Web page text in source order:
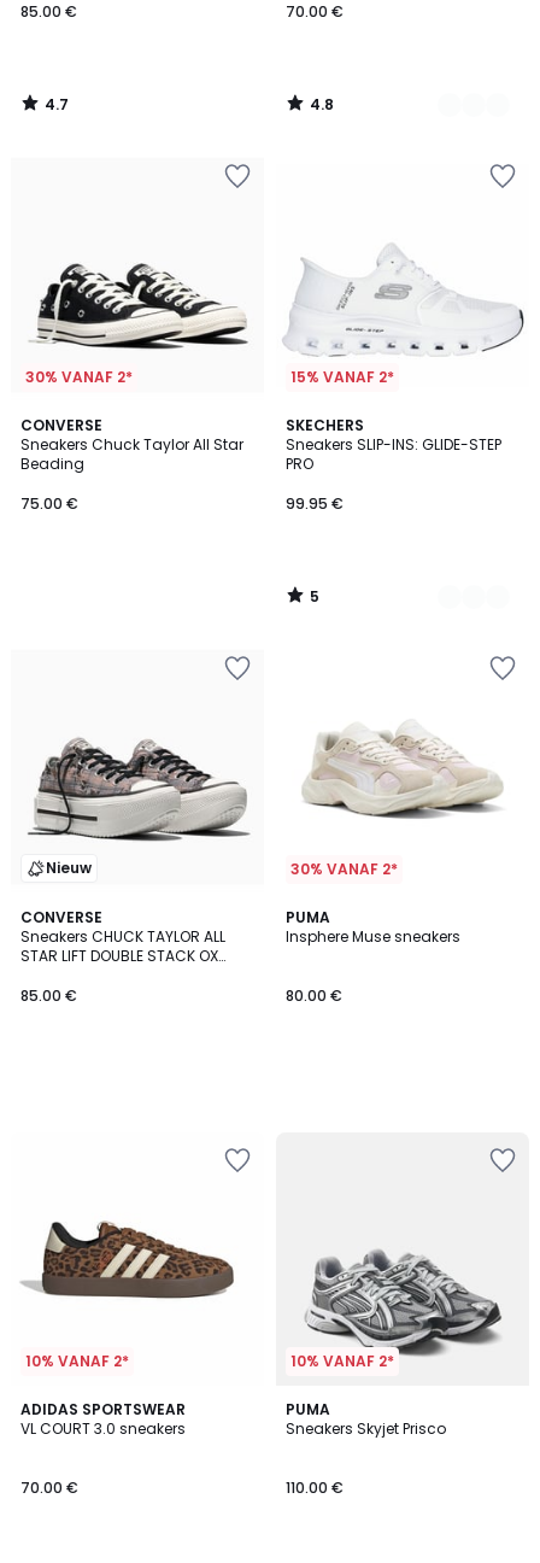
85.00 €
4.7
/
70.00 €
4.8
/
30% VANAF 2*
CONVERSE
Sneakers Chuck Taylor All Star
Beading
75.00 €
15% VANAF 2*
SKECHERS
Sneakers SLIP-INS: GLIDE-STEP
PRO
99.95 €
5
/
5
2
Kleuren
5
/
Nieuw
CONVERSE
Sneakers CHUCK TAYLOR ALL
STAR LIFT DOUBLE STACK OX
85.00 €
30% VANAF 2*
PUMA
Insphere Muse sneakers
80.00 €
10% VANAF 2*
ADIDAS SPORTSWEAR
VL COURT 3.0 sneakers
70.00 €
4.8
/ 5
10% VANAF 2*
PUMA
Sneakers Skyjet Prisco
110.00 €